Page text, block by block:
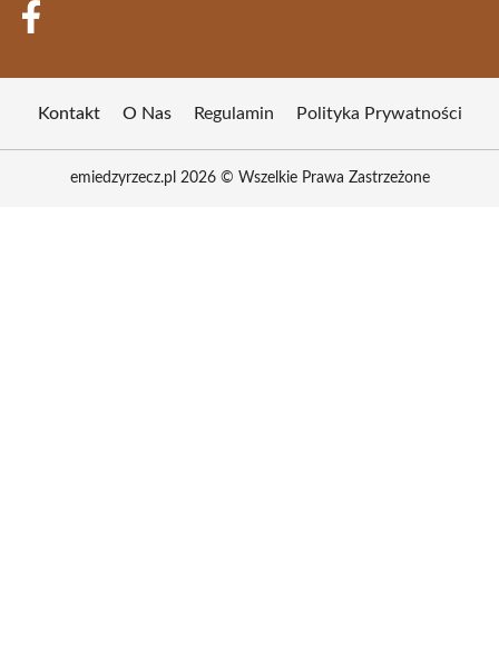
Kontakt O Nas Regulamin Polityka Prywatności
emiedzyrzecz.pl 2026 © Wszelkie Prawa Zastrzeżone